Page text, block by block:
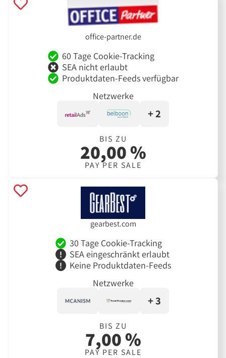
office-partner.de
60 Tage Cookie-Tracking
SEA nicht erlaubt
Produktdaten-Feeds verfügbar
Netzwerke
+ 2
BIS ZU
20,00 %
PAY PER SALE
gearbest.com
30 Tage Cookie-Tracking
SEA eingeschränkt erlaubt
Keine Produktdaten-Feeds
Netzwerke
+ 3
BIS ZU
7,00 %
PAY PER SALE